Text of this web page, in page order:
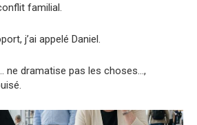
familial.
j’ai appelé Daniel.
ne dramatise pas les choses…,